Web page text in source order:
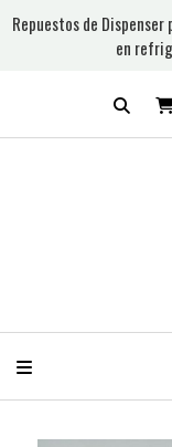
Repuestos de
en